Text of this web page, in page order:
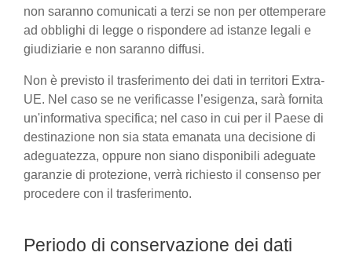
non saranno comunicati a terzi se non per ottemperare
ad obblighi di legge o rispondere ad istanze legali e
giudiziarie e non saranno diffusi.
Non è previsto il trasferimento dei dati in territori Extra-
UE. Nel caso se ne verificasse l’esigenza, sarà fornita
un'informativa specifica; nel caso in cui per il Paese di
destinazione non sia stata emanata una decisione di
adeguatezza, oppure non siano disponibili adeguate
garanzie di protezione, verrà richiesto il consenso per
procedere con il trasferimento.
Periodo di conservazione dei dati